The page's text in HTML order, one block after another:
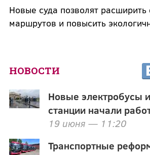
Новые суда позволят расширить
маршрутов и повысить
НОВОСТИ
Новые электробусы
станции начали
19 июня — 11:20
Транспортные